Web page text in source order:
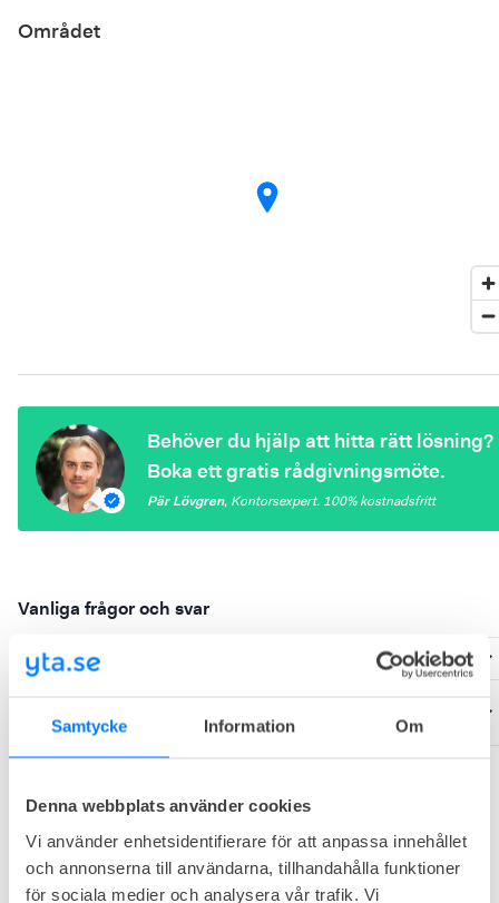
Samtycke Information Om
Denna webbplats använder cookies
Vi använder enhetsidentifierare för att anpassa innehållet
och annonserna till användarna, tillhandahålla funktioner
för sociala medier och analysera vår trafik. Vi
Området
Behöver du hjälp att hitta rätt lösning?
Boka ett gratis rådgivningsmöte.
Pär Lövgren, Kontorsexpert. 100%kostnadsfritt
Vanliga frågor och svar
Hur mycket kostar Metropole Brännkyrkagatan 76?
Brännkyrkagatan 76?